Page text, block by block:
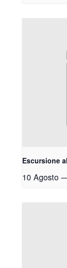
Escursione
10 Agosto